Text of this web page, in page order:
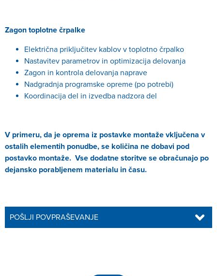
Zagon toplotne črpalke
Električna priključitev kablov v toplotno črpalko
Nastavitev parametrov in optimizacija delovanja
Zagon in kontrola delovanja naprave
Nadgradnja programske opreme (po potrebi)
Koordinacija del in izvedba nadzora del
V primeru, da je oprema iz postavke montaže vključena v
ostalih elementih ponudbe, se količina ne dobavi pod
postavko montaže. Vse dodatne storitve se obračunajo po
dejansko porabljenem materialu in času.
POŠLJI POVPRAŠEVANJE